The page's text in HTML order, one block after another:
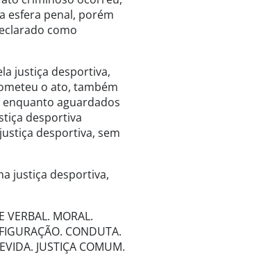
esfera penal, porém
como
justiça desportiva,
o ato, também
aguardados
desportiva
desportiva, sem
justiça desportiva,
VERBAL. MORAL.
CONDUTA.
JUSTIÇA COMUM.